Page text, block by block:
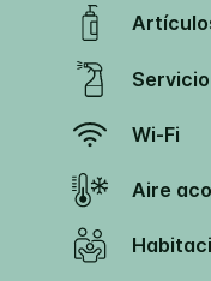
Wi-Fi
Aire